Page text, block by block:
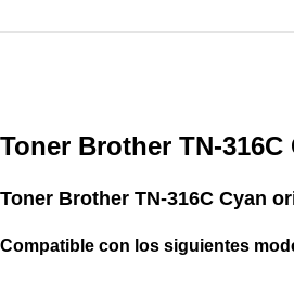
Toner Brother TN-316C
Toner Brother TN-316C Cyan
Compatible con los siguientes